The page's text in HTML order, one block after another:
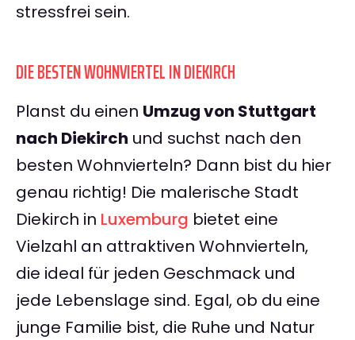
stressfrei sein.
DIE BESTEN WOHNVIERTEL IN DIEKIRCH
Planst du einen Umzug von Stuttgart
nach Diekirch und suchst nach den
besten Wohnvierteln? Dann bist du hier
genau richtig! Die malerische Stadt
Diekirch in Luxemburg bietet eine
Vielzahl an attraktiven Wohnvierteln,
die ideal für jeden Geschmack und
jede Lebenslage sind. Egal, ob du eine
junge Familie bist, die Ruhe und Natur